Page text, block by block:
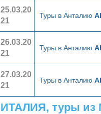
25.03.20
21
Туры в Анталию
26.03.20
21
Туры в Анталию
27.03.20
21
Туры в Анталию
ИТАЛИЯ, туры из